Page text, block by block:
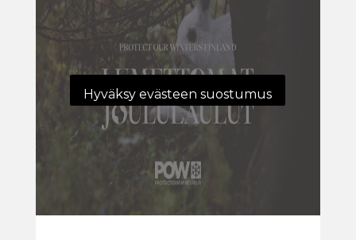
Hyväksy evästeen suostumus